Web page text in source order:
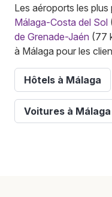
Les aéroports les
Málaga-Costa del Sol
de Grenade-Jaén (77
à Málaga pour les
Hôtels à Málaga
Voitures à Málaga